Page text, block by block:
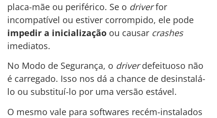
placa-mãe ou periférico. Se o driverfor
incompatível ou estiver corrompido, ele pode
impedir a inicialização ou causar crashes
imediatos.
No Modo de Segurança, o driverdefeituoso não
é carregado. Isso nos dá a chance de desinstalá-
lo ou substituí-lo por uma versão estável.
O mesmo vale para softwares recém-instalados